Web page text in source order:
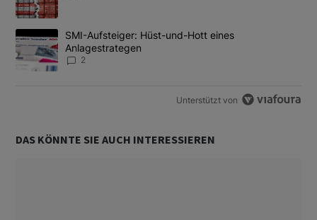
Ein Trendartikel mit dem Titel "SMI-Aufsteiger: Hüst-und-Hott
SMI-Aufsteiger: Hüst-und-Hott eines
Anlagestrategen
2
Unterstützt von
DAS KÖNNTE SIE AUCH INTERESSIEREN